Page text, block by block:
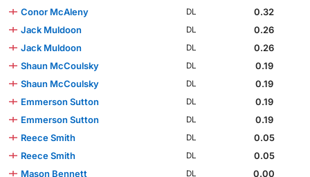
Conor McAleny
DL
0.32
Jack Muldoon
DL
0.26
Jack Muldoon
DL
0.26
Shaun McCoulsky
DL
0.19
Shaun McCoulsky
DL
0.19
Emmerson Sutton
DL
0.19
Emmerson Sutton
DL
0.19
Reece Smith
DL
0.05
Reece Smith
DL
0.05
Mason Bennett
DL 0.00